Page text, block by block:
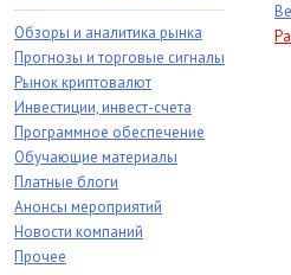
Обзоры и аналитика рынка
Прогнозы и торговые сигналы
Рынок криптовалют
Инвестиции, инвест-счета
Программное обеспечение
Обучающие материалы
Платные блоги
Анонсы мероприятий
Новости компаний
Прочее